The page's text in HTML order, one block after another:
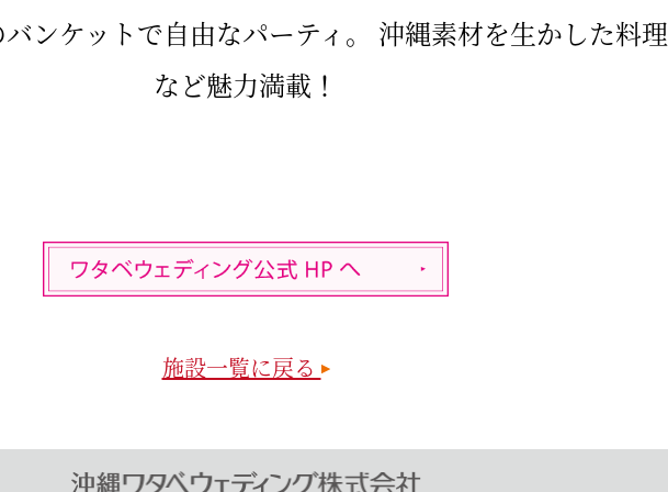
ンケットで自由なパーティ。 沖縄素材を生かした料理
など魅力満載！
施設一覧に戻る